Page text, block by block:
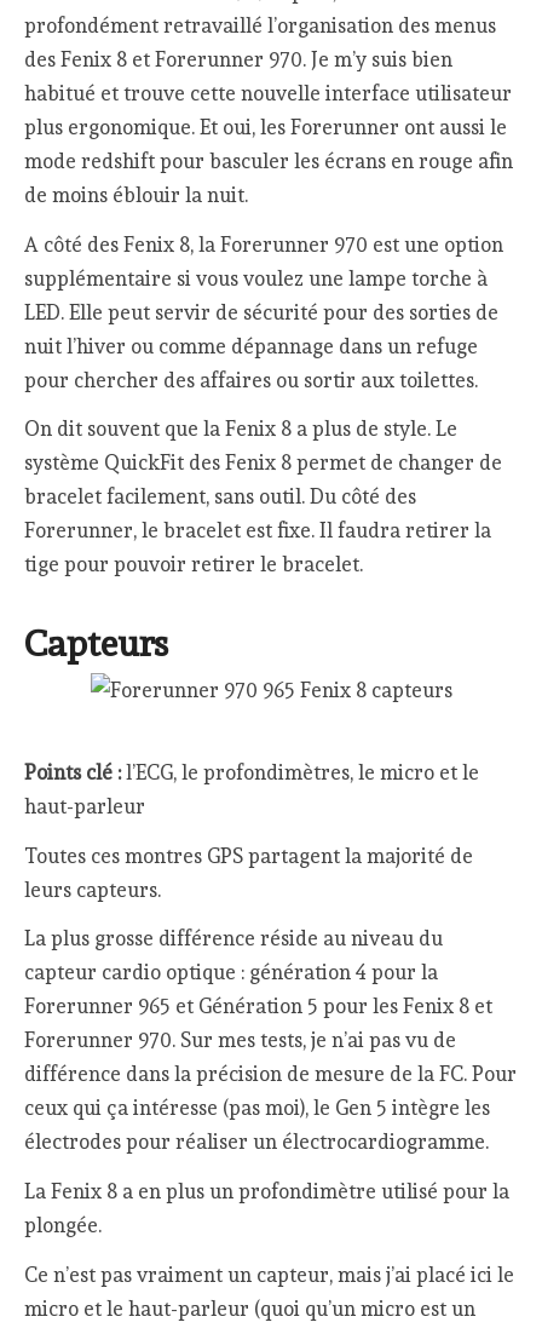
profondément retravaillé l’organisation des menus
des Fenix 8 et Forerunner 970. Je m’y suis bien
habitué et trouve cette nouvelle interface utilisateur
plus ergonomique. Et oui, les Forerunner ont aussi le
mode redshift pour basculer les écrans en rouge afin
de moins éblouir la nuit.
A côté des Fenix 8, la Forerunner 970 est une option
supplémentaire si vous voulez une lampe torche à
LED. Elle peut servir de sécurité pour des sorties de
nuit l’hiver ou comme dépannage dans un refuge
pour chercher des affaires ou sortir aux toilettes.
On dit souvent que la Fenix 8 a plus de style. Le
système QuickFit des Fenix 8 permet de changer de
bracelet facilement, sans outil. Du côté des
Forerunner, le bracelet est fixe. Il faudra retirer la
tige pour pouvoir retirer le bracelet.
Capteurs
Points clé :l’ECG, le profondimètres, le micro et le
haut-parleur
Toutes ces montres GPS partagent la majorité de
leurs capteurs.
La plus grosse différence réside au niveau du
capteur cardio optique : génération 4 pour la
Forerunner 965 et Génération 5 pour les Fenix 8 et
Forerunner 970. Sur mes tests, je n’ai pas vu de
différence dans la précision de mesure de la FC. Pour
ceux qui ça intéresse (pas moi), le Gen 5 intègre les
électrodes pour réaliser un électrocardiogramme.
La Fenix 8 a en plus un profondimètre utilisé pour la
plongée.
Ce n’est pas vraiment un capteur, mais j’ai placé ici le
micro et le haut-parleur (quoi qu’un micro est un